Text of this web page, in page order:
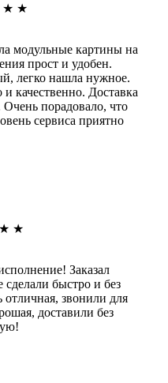
★ ★
модульные картины на
прост и удобен.
легко нашла нужное.
качественно. Доставка
Очень порадовало, что
сервиса приятно
★ ★
Заказал
быстро и без
отличная, звонили для
доставили без